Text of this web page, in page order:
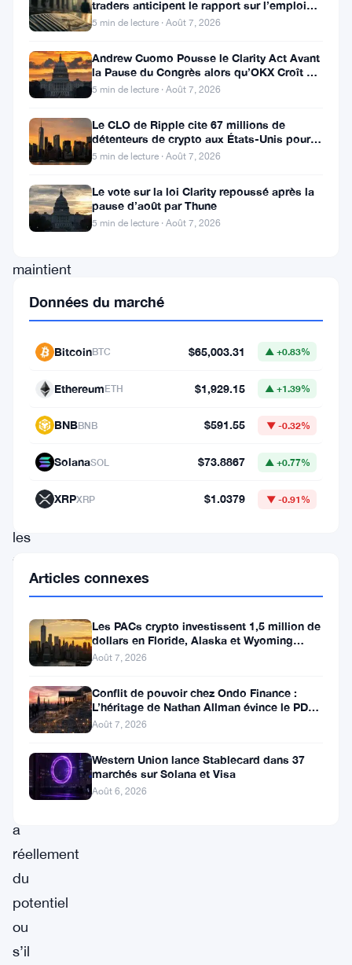
XRP
est
train
token
maintient
près
zones
résistance
clés
moment,
les
traders
surveillent
niveaux
près,
essayant
déterminer
cela
a
réellement
du
potentiel
ou
s’il
traders anticipent le rapport sur l’emploi
aux États-Unis
5 min de lecture · Août 7, 2026
Andrew Cuomo Pousse le Clarity Act Avant
la Pause du Congrès alors qu’OKX Croît en
Europe
5 min de lecture · Août 7, 2026
Le CLO de Ripple cite 67 millions de
détenteurs de crypto aux États-Unis pour
faire avancer la loi CLARITY
5 min de lecture · Août 7, 2026
Le vote sur la loi Clarity repoussé après la
pause d’août par Thune
5 min de lecture · Août 7, 2026
Données du marché
BitcoinBTC $65,003.31 ▲ +0.83%
EthereumETH $1,929.15 ▲ +1.39%
BNBBNB $591.55 ▼ -0.32%
SolanaSOL $73.8867 ▲ +0.77%
XRPXRP $1.0379 ▼ -0.91%
Articles connexes
Les PACs crypto investissent 1,5 million de
dollars en Floride, Alaska et Wyoming
après un revers au Michigan
Août 7, 2026
Conflit de pouvoir chez Ondo Finance :
L’héritage de Nathan Allman évince le PDG
Ian De Bode le 24 juillet
Août 7, 2026
Western Union lance Stablecard dans 37
marchés sur Solana et Visa
Août 6, 2026